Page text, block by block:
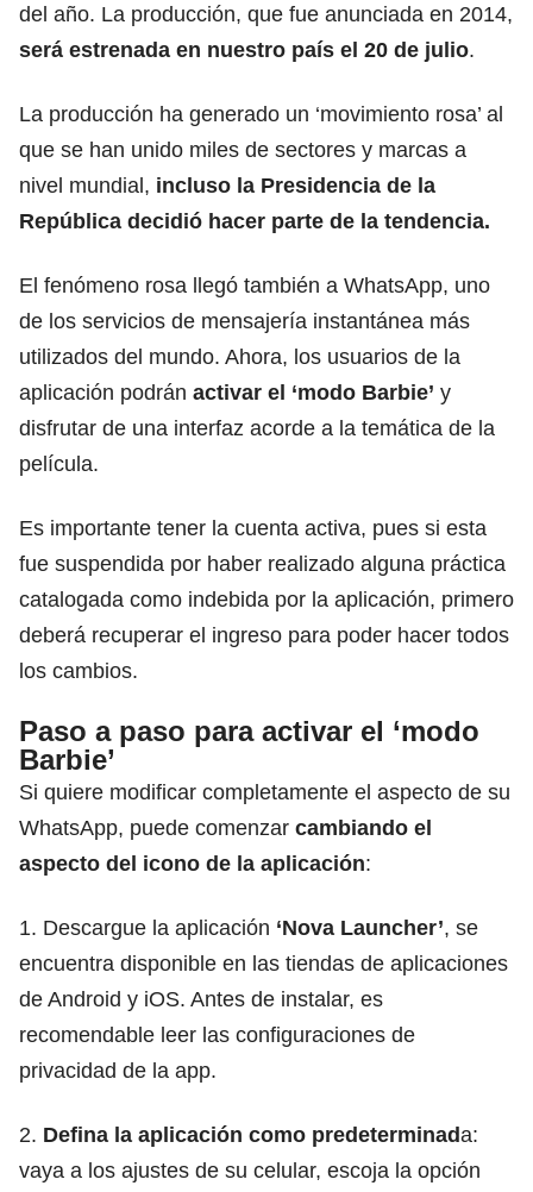
del año. La producción, que fue anunciada en 2014,
será estrenada en nuestro país el 20 de julio.
La producción ha generado un ‘movimiento rosa’ al
que se han unido miles de sectores y marcas a
nivel mundial, incluso la Presidencia de la
República decidió hacer parte de la tendencia.
El fenómeno rosa llegó también a WhatsApp, uno
de los servicios de mensajería instantánea más
utilizados del mundo. Ahora, los usuarios de la
aplicación podrán activar el ‘modo Barbie’ y
disfrutar de una interfaz acorde a la temática de la
película.
Es importante tener la cuenta activa, pues si esta
fue suspendida por haber realizado alguna práctica
catalogada como indebida por la aplicación, primero
deberá recuperar el ingreso para poder hacer todos
los cambios.
Paso a paso para activar el ‘modo
Barbie’
Si quiere modificar completamente el aspecto de su
WhatsApp, puede comenzar cambiando el
aspecto del icono de la aplicación:
1. Descargue la aplicación ‘Nova Launcher’, se
encuentra disponible en las tiendas de aplicaciones
de Android y iOS. Antes de instalar, es
recomendable leer las configuraciones de
privacidad de la app.
2. Defina la aplicación como predeterminada:
vaya a los ajustes de su celular, escoja la opción